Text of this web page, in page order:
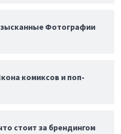
Фотографии
комиксов и поп-
стоит за брендингом